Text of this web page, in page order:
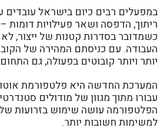
במפעלים רבים כיום בישראל עובדים
ריתוך, הדפסה ושאר פעילויות דומות
כשמדובר בסדרות קטנות של ייצור,
העבודה. עם כניסתם המהירה של
יותר ויותר קובוטים בפעולה, גם
המערכת החדשה היא פלטפורמת
עבורו מתוך מגוון של מודולים
למשימות חשובות יותר.